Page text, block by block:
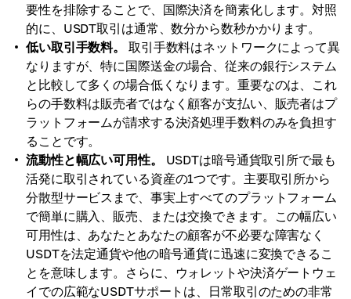
要性を排除することで、国際決済を簡素化します。対照
的に、USDT取引は通常、数分から数秒かかります。
低い取引手数料。
取引手数料はネットワークによって異
なりますが、特に国際送金の場合、従来の銀行システム
と比較して多くの場合低くなります。重要なのは、これ
らの手数料は販売者ではなく顧客が支払い、販売者はプ
ラットフォームが請求する決済処理手数料のみを負担す
ることです。
流動性と幅広い可用性。
USDTは暗号通貨取引所で最も
活発に取引されている資産の1つです。主要取引所から
分散型サービスまで、事実上すべてのプラットフォーム
で簡単に購入、販売、または交換できます。この幅広い
可用性は、あなたとあなたの顧客が不必要な障害なく
USDTを法定通貨や他の暗号通貨に迅速に変換できるこ
とを意味します。さらに、ウォレットや決済ゲートウェ
イでの広範なUSDTサポートは、日常取引のための非常